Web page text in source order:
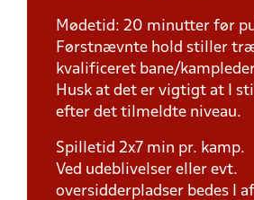
Mødetid: 20 minutter før
Førstnævnte hold stiller
kvalificeret bane/
Husk at det er vigtigt at I
efter det tilmeldte niveau.
Spilletid 2x7 min pr. kamp.
Ved udeblivelser eller evt.
oversidderpladser bedes I